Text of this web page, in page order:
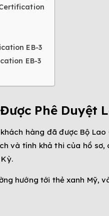
EB-3
EB-3
Phê Duyệt
hàng đã được Bộ
và tính khả thi của hồ
hướng tới thẻ xanh Mỹ,